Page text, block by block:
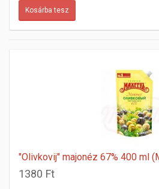
"Olivkovij" majonéz 67% 400 ml
1380 Ft